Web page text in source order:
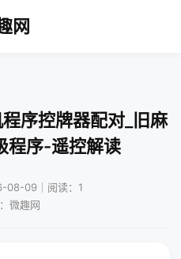
网
序控牌器配对_旧麻
程序-遥控解读
08-09｜阅读：1
微趣网